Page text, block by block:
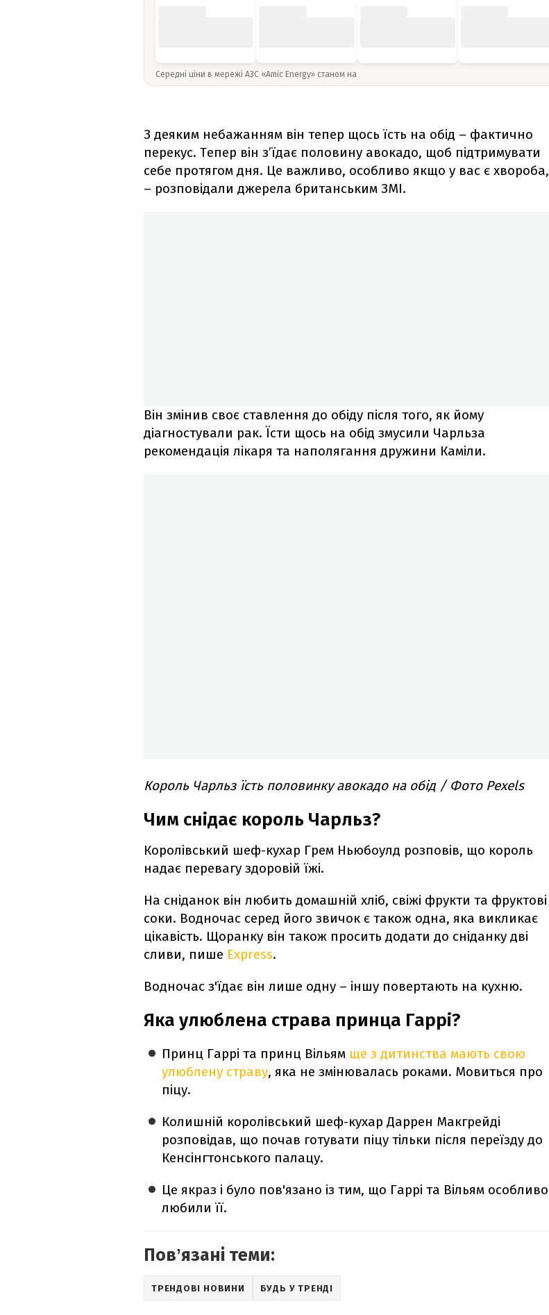
Середні ціни в мережі АЗС «Amic Energy» станом на
З деяким небажанням він тепер щось їсть на обід – фактично
перекус. Тепер він з’їдає половину авокадо, щоб підтримувати
себе протягом дня. Це важливо, особливо якщо у вас є хвороба,
– розповідали джерела британським ЗМІ.
Він змінив своє ставлення до обіду після того, як йому
діагностували рак. Їсти щось на обід змусили Чарльза
рекомендація лікаря та наполягання дружини Каміли.
Король Чарльз їсть половинку авокадо на обід / Фото Pexels
Чим снідає король Чарльз?
Королівський шеф-кухар Грем Ньюбоулд розповів, що король
надає перевагу здоровій їжі.
На сніданок він любить домашній хліб, свіжі фрукти та фруктові
соки. Водночас серед його звичок є також одна, яка викликає
цікавість. Щоранку він також просить додати до сніданку дві
сливи, пише Express.
Водночас з'їдає він лише одну – іншу повертають на кухню.
Яка улюблена страва принца Гаррі?
Принц Гаррі та принц Вільям ще з дитинства мають свою
улюблену страву, яка не змінювалась роками. Мовиться про
піцу.
Колишній королівський шеф-кухар Даррен Макгрейді
розповідав, що почав готувати піцу тільки після переїзду до
Кенсінгтонського палацу.
Це якраз і було пов'язано із тим, що Гаррі та Вільям особливо
любили її.
Повʼязані теми:
ТРЕНДОВІ НОВИНИ БУДЬ У ТРЕНДІ